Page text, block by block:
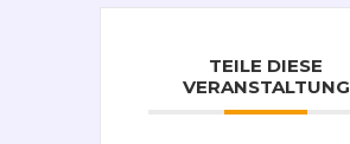
TEILE DIESE
VERANSTALTUNG